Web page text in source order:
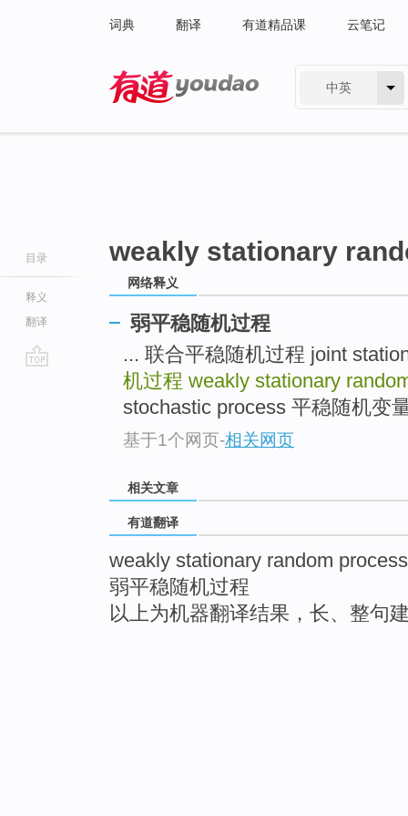
词典 翻译 有道精品课 云笔记
中英
目录
释义
翻译
weakly stationary
网络释义
弱平稳随机过程
... 联合平稳随机过程 joint
机过程 weakly stationary
stochastic process 平稳随机变
基于1个网页-相关网页
相关文章
有道翻译
weakly stationary random process
弱平稳随机过程
以上为机器翻译结果，长、整句